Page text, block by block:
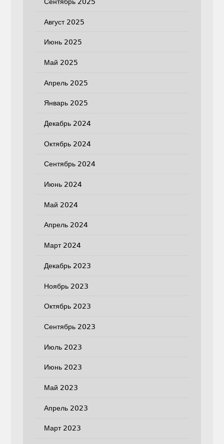
Август 2025
Июнь 2025
Май 2025
Апрель 2025
Январь 2025
Декабрь 2024
Октябрь 2024
Сентябрь 2024
Июнь 2024
Май 2024
Апрель 2024
Март 2024
Декабрь 2023
Ноябрь 2023
Октябрь 2023
Сентябрь 2023
Июль 2023
Июнь 2023
Май 2023
Апрель 2023
Март 2023